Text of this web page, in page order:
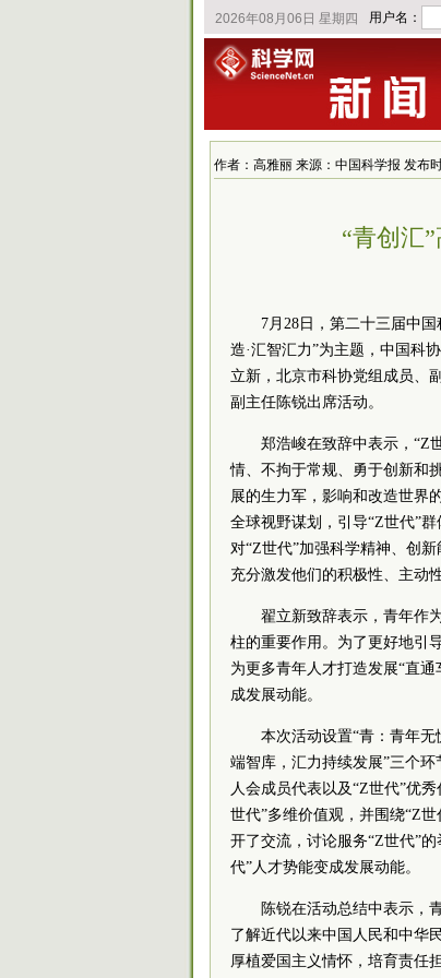
作者：高雅丽 来源：中国科学报 发布
“青创汇
7月28日，第二十三届中
造·汇智汇力”为主题，中国科
立新，北京市科协党组成员、
副主任陈锐出席活动。
郑浩峻在致辞中表示，“Z
情、不拘于常规、勇于创新和
展的生力军，影响和改造世界
全球视野谋划，引导“Z世代”
对“Z世代”加强科学精神、创
充分激发他们的积极性、主动
翟立新致辞表示，青年作
柱的重要作用。为了更好地引
为更多青年人才打造发展“直
成发展动能。
本次活动设置“青：青年无
端智库，汇力持续发展”三个环
人会成员代表以及“Z世代”优秀
世代”多维价值观，并围绕“Z
开了交流，讨论服务“Z世代”
代”人才势能变成发展动能。
陈锐在活动总结中表示，
了解近代以来中国人民和中华
厚植爱国主义情怀，培育责任